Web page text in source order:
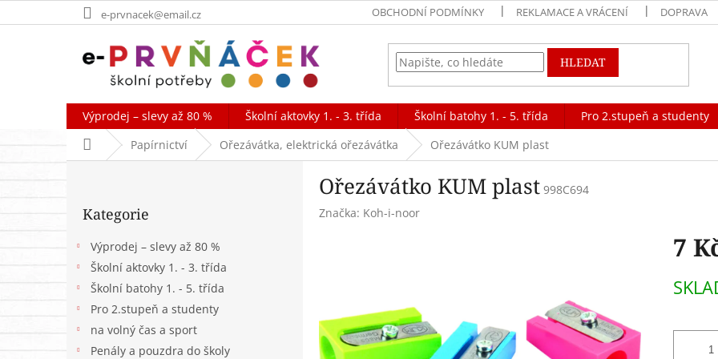
na
e-prvnacek@email.cz OBCHODNÍ PODMÍNKY REKLAMACE A VRÁCENÍ DOPRAVA
HLEDAT
Výprodej – slevy až 80 % Školní aktovky 1. - 3. třída Školní batohy 1. - 5. třída Pro 2.stupeň a studenty
Domů Papírnictví Ořezávátka, elektrická ořezávátka Ořezávátko KUM plast
P
kategorie
Kategorie
Výprodej – slevy až 80 %
Školní aktovky 1. - 3. třída
Školní batohy 1. - 5. třída
Pro 2.stupeň a studenty
na volný čas a sport
Penály a pouzdra do školy
Ořezávátko KUM plast 998C694
Značka: Koh-i-noor
7
cena: